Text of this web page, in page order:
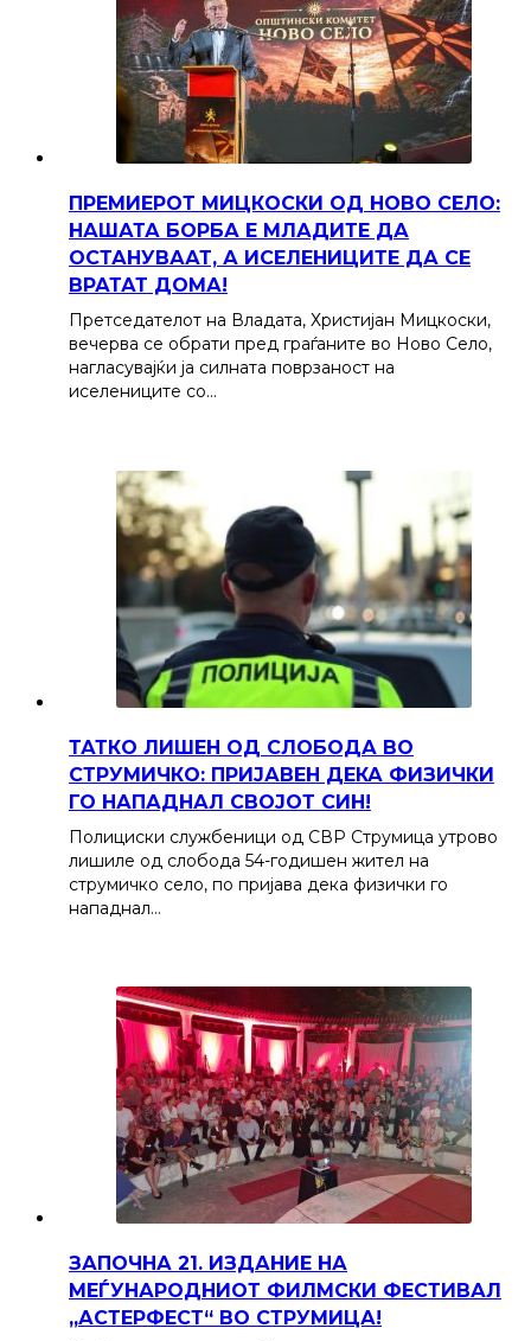
ПРЕМИЕРОТ МИЦКОСКИ ОД НОВО СЕЛО:
НАШАТА БОРБА Е МЛАДИТЕ ДА
ОСТАНУВААТ, А ИСЕЛЕНИЦИТЕ ДА СЕ
ВРАТАТ ДОМА!
Претседателот на Владата, Христијан Мицкоски,
вечерва се обрати пред граѓаните во Ново Село,
нагласувајќи ја силната поврзаност на
иселениците со…
ТАТКО ЛИШЕН ОД СЛОБОДА ВО
СТРУМИЧКО: ПРИЈАВЕН ДЕКА ФИЗИЧКИ
ГО НАПАДНАЛ СВОЈОТ СИН!
Полициски службеници од СВР Струмица утрово
лишиле од слобода 54-годишен жител на
струмичко село, по пријава дека физички го
нападнал…
ЗАПОЧНА 21. ИЗДАНИЕ НА
МЕЃУНАРОДНИОТ ФИЛМСКИ ФЕСТИВАЛ
„АСТЕРФЕСТ“ ВО СТРУМИЦА!